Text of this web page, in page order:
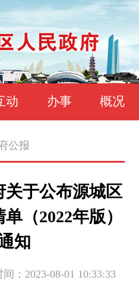
动 办事 概况
公报
于公布源城区
（2022年版）
知
2023-08-01 10:33:33